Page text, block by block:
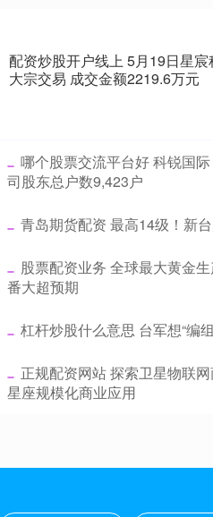
配资炒股开户线上 5月19日星
大宗交易 成交金额2219.6万元
哪个股票交流平台好 科锐国
司股东总户数9,423户
青岛期货配资 最高14级！新台
股票配资业务 全球最大黄金
番大超预期
杠杆炒股什么意思 台军想“编
正规配资网站 探索卫星物联
星座规模化商业应用